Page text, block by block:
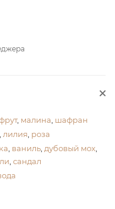
, малина шафран
лилия роза
ваниль дубовый мох
сандал